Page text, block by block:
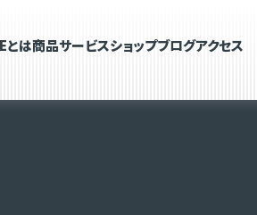
とは商品サービスショップブログアクセス